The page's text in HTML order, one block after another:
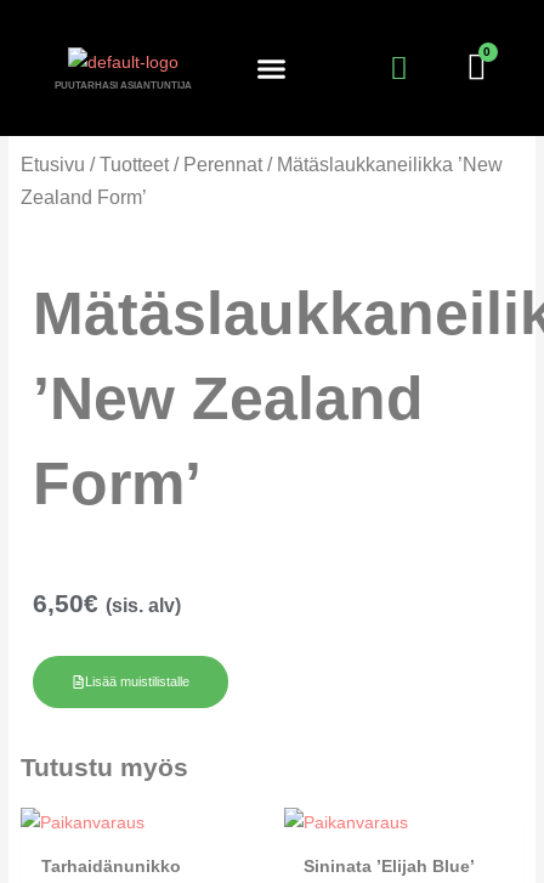
PUUTARHASI ASIANTUNTIJA
Etusivu /Tuotteet/ Perennat/ Mätäslaukkaneilikka ’New
Zealand Form’
’New Zealand
Form’
6,50€ (sis. alv)
Lisää muistilistalle
Tutustu myös
Tarhaidänunikko
Sininata ’Elijah Blue’